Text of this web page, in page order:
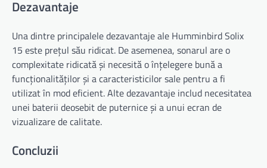
Dezavantaje
Una dintre principalele dezavantaje ale Humminbird Solix
15 este prețul său ridicat. De asemenea, sonarul are o
complexitate ridicată și necesită o înțelegere bună a
funcționalităților și a caracteristicilor sale pentru a fi
utilizat în mod eficient. Alte dezavantaje includ necesitatea
unei baterii deosebit de puternice și a unui ecran de
vizualizare de calitate.
Concluzii